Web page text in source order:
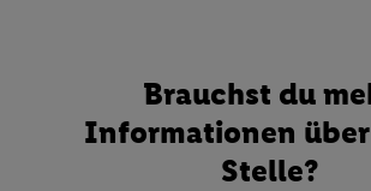
Brauchst du
Informationen
Stelle?